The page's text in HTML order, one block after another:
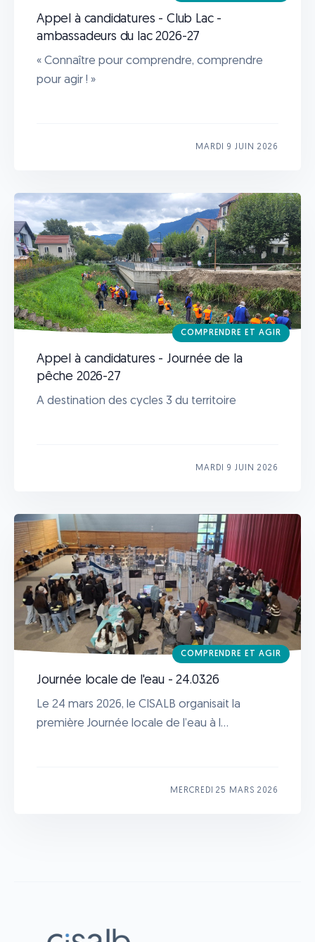
Appel à candidatures - Club Lac -
ambassadeurs du lac 2026-27
« Connaître pour comprendre, comprendre
pour agir ! »
MARDI 9 JUIN 2026
COMPRENDRE ET AGIR
Appel à candidatures - Journée de la
pêche 2026-27
A destination des cycles 3 du territoire
MARDI 9 JUIN 2026
COMPRENDRE ET AGIR
Journée locale de l'eau - 24.03.26
Le 24 mars 2026, le CISALB organisait la
première Journée locale de l’eau à l...
MERCREDI 25 MARS 2026